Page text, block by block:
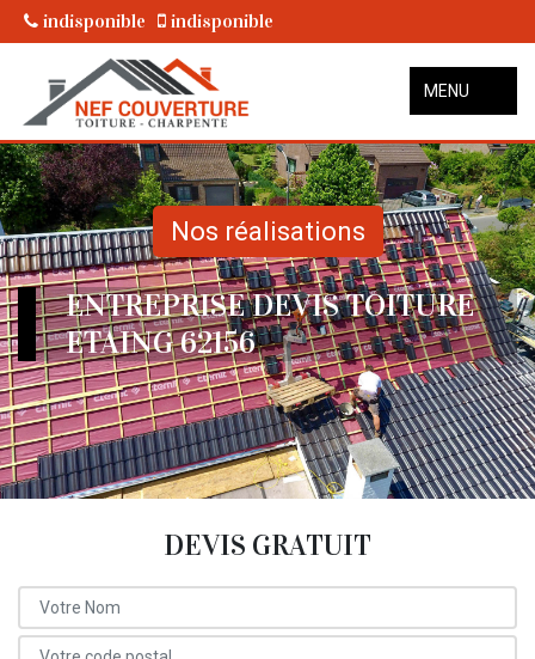
indisponible indisponible
MENU
Nos réalisations
ENTREPRISE DEVIS TOITURE
ETAING 62156
DEVIS GRATUIT